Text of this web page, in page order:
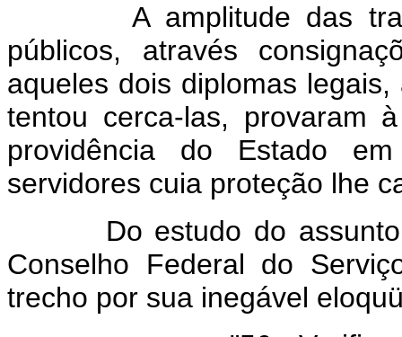
A amplitude das
públicos, através
aqueles dois diplomas
tentou cerca-las, provaram
providência do Estado
servidores cuia proteção lhe
Do estudo do assunto a
Conselho Federal do
trecho por sua inegável